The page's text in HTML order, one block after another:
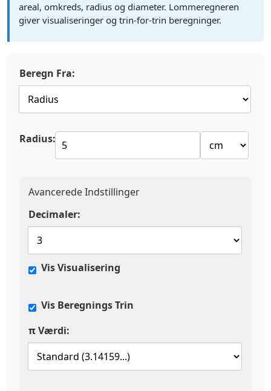
areal, omkreds, radius og diameter. Lommeregneren
giver visualiseringer og trin-for-trin beregninger.
Beregn Fra:
Radius:
Avancerede Indstillinger
Decimaler:
Vis Visualisering
Vis Beregnings Trin
π Værdi: